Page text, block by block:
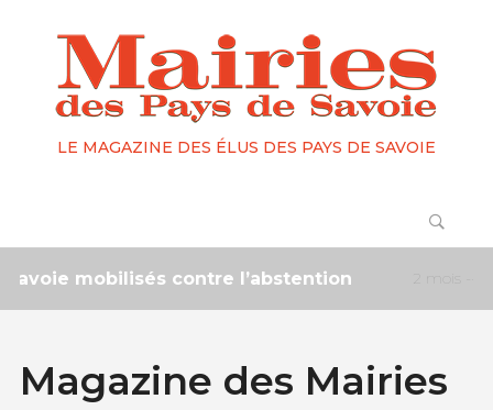
LE MAGAZINE DES ÉLUS DES PAYS DE SAVOIE
mobilisés contre l’abstention 2 mois ------
Magazine des Mairies